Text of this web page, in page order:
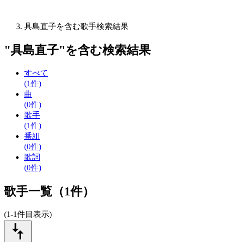
具島直子を含む歌手検索結果
"具島直子"を含む検索結果
すべて
(1件)
曲
(0件)
歌手
(1件)
番組
(0件)
歌詞
(0件)
歌手一覧（1件）
(1-1件目表示)